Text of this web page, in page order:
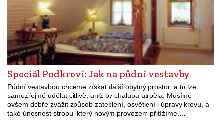
Speciál Podkroví: Jak na půdní vestavby
Půdní vestavbou chceme získat další obytný prostor, a to lze
samozřejmě udělat citlivě, aniž by chalupa utrpěla. Musíme
ovšem dobře zvážit způsob zateplení, osvětlení i úpravy krovu, a
také únosnost stropu, který novým provozem přitížíme.…